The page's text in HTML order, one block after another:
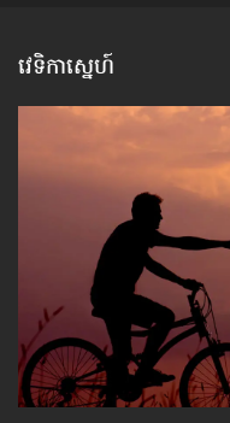
វេទិកាស្នេហ៍